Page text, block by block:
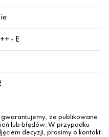
- E
gwarantujemy, że publikowane
lub błędów. W przypadku
decyzji, prosimy o kontakt